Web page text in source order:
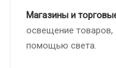
Магазины и
освещение товаров,
помощью света.